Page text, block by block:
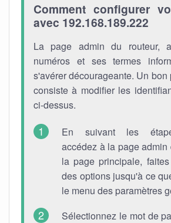
Comment configurer
avec 192.168.189.222
La page admin du routeur,
numéros et ses termes
s'avérer décourageante. Un bon
consiste à modifier les
ci-dessus.
En suivant les
accédez à la page admin
la page principale,
des options jusqu'à ce
le menu des paramètres
Sélectionnez le mot de